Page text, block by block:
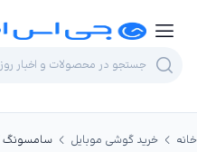
خانه خرید گوشی موبایل